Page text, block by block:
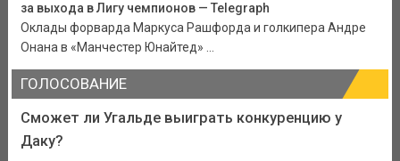
за выхода в Лигу чемпионов — Telegraph
Оклады форварда Маркуса Рашфорда и голкипера Андре
Онана в «Манчестер Юнайтед» ...
ГОЛОСОВАНИЕ
Сможет ли Угальде выиграть конкуренцию у
Даку?